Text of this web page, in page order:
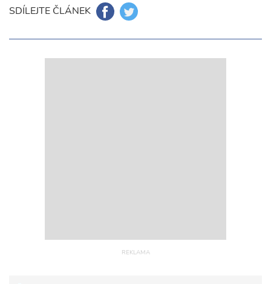
SDÍLEJTE ČLÁNEK